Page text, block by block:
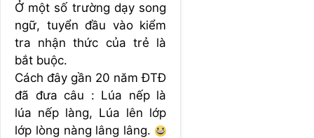
Ở một số trường dạy song
ngữ, tuyển đầu vào kiểm
tra nhận thức của trẻ là
bắt buộc.
Cách đây gần 20 năm ĐTĐ
đã đưa câu : Lúa nếp là
lúa nếp làng, Lúa lên lớp
lớp lòng nàng lâng lâng.